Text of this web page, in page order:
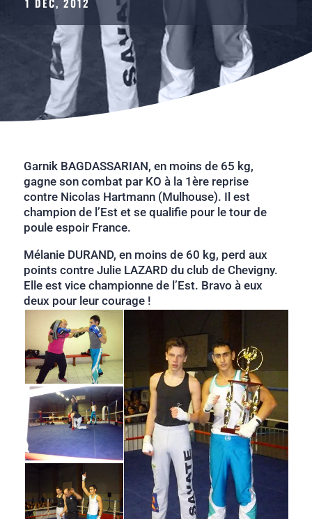
Garnik BAGDASSARIAN, en moins de 65 kg,
gagne son combat par KO à la 1ère reprise
contre Nicolas Hartmann (Mulhouse). Il est
champion de l’Est et se qualifie pour le tour de
poule espoir France.
Mélanie DURAND, en moins de 60 kg, perd aux
points contre Julie LAZARD du club de Chevigny.
Elle est vice championne de l’Est. Bravo à eux
deux pour leur courage !